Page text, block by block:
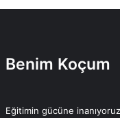
Benim Koçum
Eğitimin gücüne